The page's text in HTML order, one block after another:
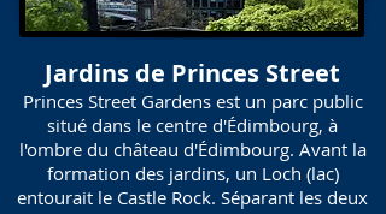
Jardins de Princes Street
Princes Street Gardens est un parc public
situé dans le centre d'Édimbourg, à
l'ombre du château d'Édimbourg. Avant la
formation des jardins, un Loch (lac)
entourait le Castle Rock. Séparant les deux